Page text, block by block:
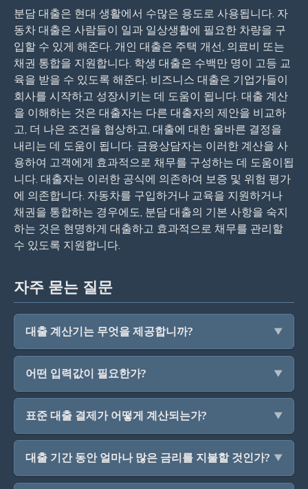
분담 대출은 현대 생활에서 수많은 용도로 사용됩니다. 자
동차 대출은 사람들이 일과 일상생활에 필요한 차량을 구
입할 수 있게 해준다. 개인 대출은 주택 개선, 의료비 또는
채권 통합을 지원합니다. 학생 대출은 수백만 명이 고등 교
육을 받을 수 있도록 해준다. 비즈니스 대출은 기업가들이
회사를 시작하고 성장시키는 데 도움이 됩니다. 대출 계산
을 이해하는 것은 대출자는 다른 대출자의 제안을 비교하
고, 더 나은 조건을 협상하고, 대출에 대한 올바른 결정을
내리는 데 도움이 됩니다. 금융상담자는 이러한 계산을 사
용하여 고객에게 효과적으로 채무를 구성하는 데 도움이됩
니다. 대출자는 이러한 공식에 의존하여 보증 및 위험 평가
에 의존합니다. 자동차를 구입하거나 교육을 지원하거나
채권을 통합하는 경우에도, 분담 대출의 기본 사항을 숙지
하는 것은 현명하게 대출하고 효과적으로 채무를 관리할
수 있도록 지원합니다.
자주 묻는 질문
대출 계산기는 무엇을 제공합니까?
어떤 입력값이 필요한가?
표준 대출 결제가 어떻게 계산되는가?
대출 기간 동안 얼마나 많은 금리를 지불할 것인가?